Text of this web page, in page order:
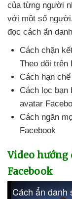
của từng người
với một số người
đọc cách ẩn
Cách chặn
Theo dõi trên
Cách hạn
Cách lọc bạn
avatar
Cách ngăn
Facebook
Video hướng
Facebook